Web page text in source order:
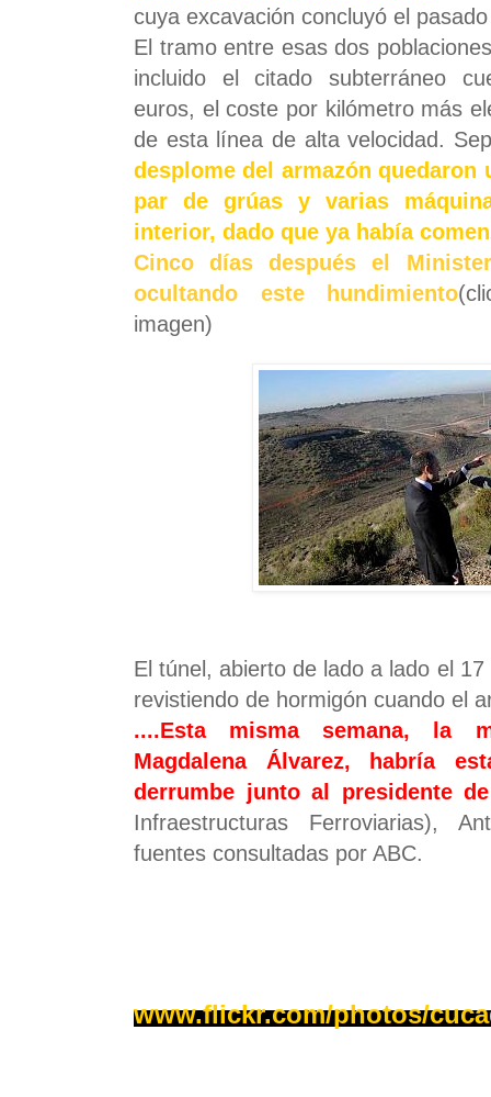
cuya excavación concluyó el
El tramo entre esas dos
incluido el citado subterráneo
euros, el coste por kilómetro más
de esta línea de alta velocidad.
desplome del armazón quedaron
par de grúas y varias
interior, dado que ya había
Cinco días después el
ocultando este hundimiento
imagen)
El túnel, abierto de lado a lado el
revistiendo de hormigón cuando el
....Esta misma semana, la
Magdalena Álvarez, habría
derrumbe junto al presidente
Infraestructuras Ferroviarias),
fuentes consultadas por ABC.
www.flickr.com/photos/